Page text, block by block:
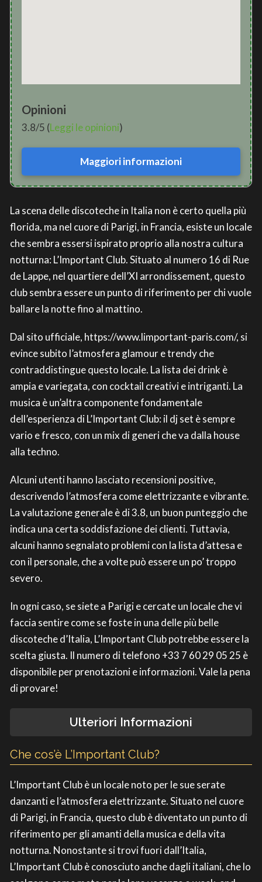
Opinioni
3.8/5 (Leggi le opinioni)
Maggiori informazioni
La scena delle discoteche in Italia non è certo quella più
florida, ma nel cuore di Parigi, in Francia, esiste un locale
che sembra essersi ispirato proprio alla nostra cultura
notturna: L’Important Club. Situato al numero 16 di Rue
de Lappe, nel quartiere dell’XI arrondissement, questo
club sembra essere un punto di riferimento per chi vuole
ballare la notte fino al mattino.
Dal sito ufficiale, https://www.limportant-paris.com/, si
evince subito l’atmosfera glamour e trendy che
contraddistingue questo locale. La lista dei drink è
ampia e variegata, con cocktail creativi e intriganti. La
musica è un’altra componente fondamentale
dell’esperienza di L’Important Club: il dj set è sempre
vario e fresco, con un mix di generi che va dalla house
alla techno.
Alcuni utenti hanno lasciato recensioni positive,
descrivendo l’atmosfera come elettrizzante e vibrante.
La valutazione generale è di 3.8, un buon punteggio che
indica una certa soddisfazione dei clienti. Tuttavia,
alcuni hanno segnalato problemi con la lista d’attesa e
con il personale, che a volte può essere un po’ troppo
severo.
In ogni caso, se siete a Parigi e cercate un locale che vi
faccia sentire come se foste in una delle più belle
discoteche d’Italia, L’Important Club potrebbe essere la
scelta giusta. Il numero di telefono +33 7 60 29 05 25 è
disponibile per prenotazioni e informazioni. Vale la pena
di provare!
Ulteriori Informazioni
Che cos’è L’Important Club?
L’Important Club è un locale noto per le sue serate
danzanti e l’atmosfera elettrizzante. Situato nel cuore
di Parigi, in Francia, questo club è diventato un punto di
riferimento per gli amanti della musica e della vita
notturna. Nonostante si trovi fuori dall’Italia,
L’Important Club è conosciuto anche dagli italiani, che lo